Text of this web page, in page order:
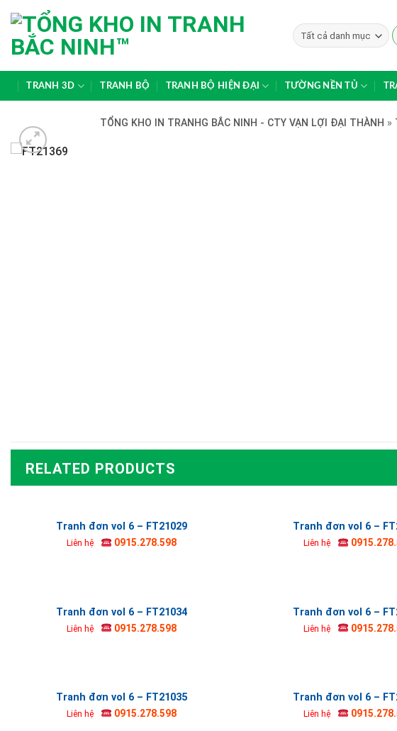
to
content
TRANH 3D TRANH BỘ TRANH BỘ HIỆN ĐẠI TƯỜNG NỀN TỦ
TỔNG KHO IN TRANHG BẮC NINH - CTY VẠN LỢI ĐẠI THÀNH »
RELATED PRODUCTS
Tranh đơn vol 6 – FT21029
Liên hệ 0915.278.598
Tranh đơn vol 6 –
Liên hệ
Tranh đơn vol 6 – FT21034
Liên hệ 0915.278.598
Tranh đơn vol 6 –
Liên hệ
Tranh đơn vol 6 – FT21035
Liên hệ 0915.278.598
Tranh đơn vol 6 –
Liên hệ